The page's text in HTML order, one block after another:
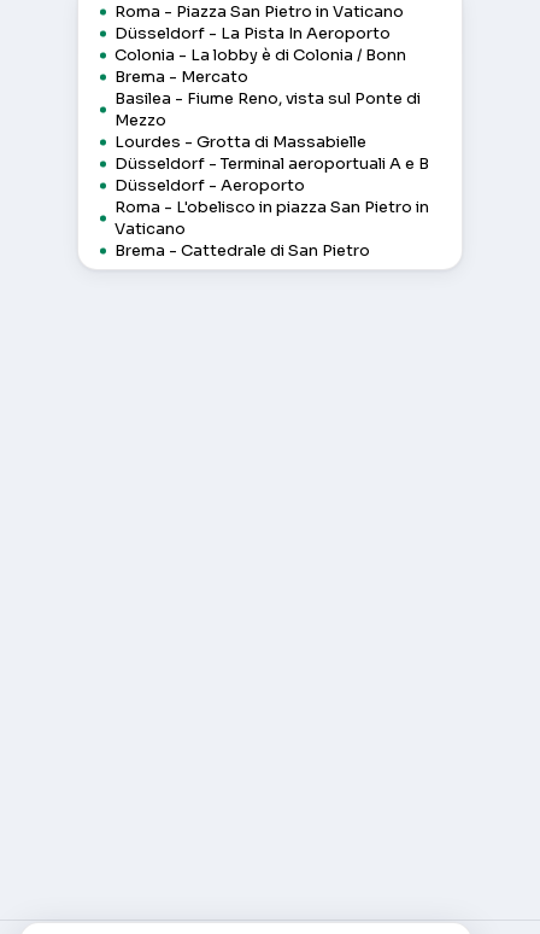
Roma - Piazza San Pietro in Vaticano
Düsseldorf - La Pista In Aeroporto
Colonia - La lobby è di Colonia / Bonn
Brema - Mercato
Basilea - Fiume Reno, vista sul Ponte di
Mezzo
Lourdes - Grotta di Massabielle
Düsseldorf - Terminal aeroportuali A e B
Düsseldorf - Aeroporto
Roma - L'obelisco in piazza San Pietro in
Vaticano
Brema - Cattedrale di San Pietro